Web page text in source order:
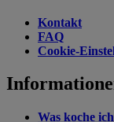
Kontakt
FAQ
Cookie-
Was koche